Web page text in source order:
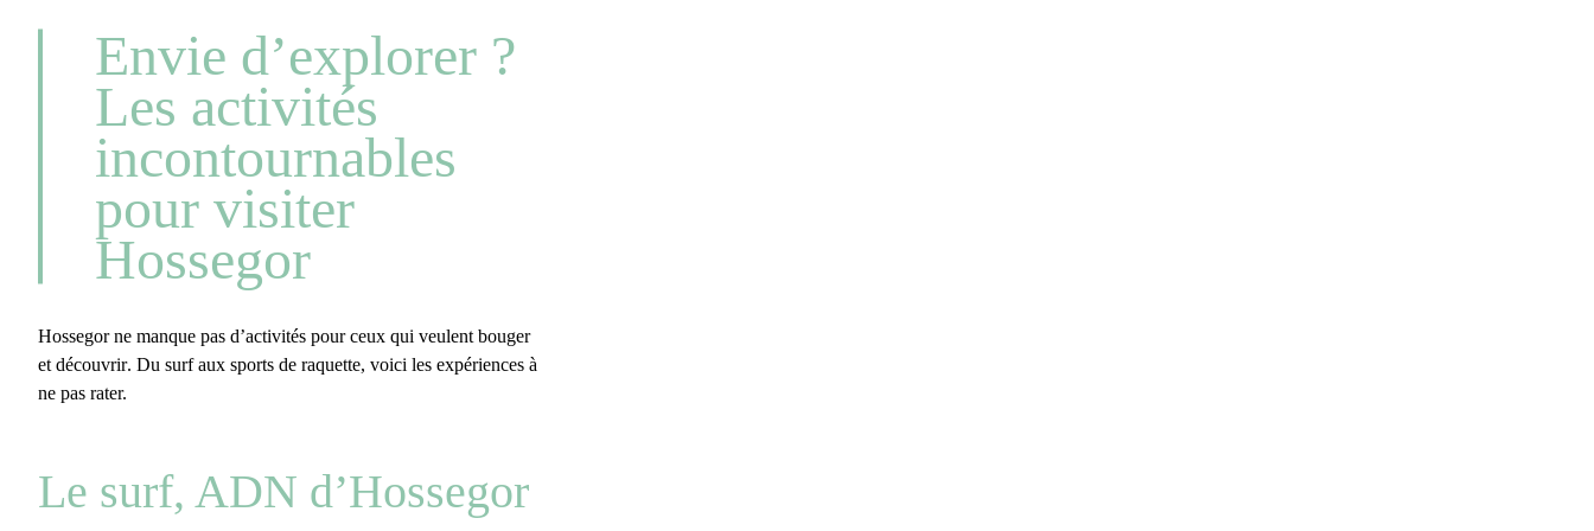
Envie d’explorer ?
Les activités
incontournables
pour visiter
Hossegor
Hossegor ne manque pas d’activités pour ceux qui veulent bouger
et découvrir. Du surf aux sports de raquette, voici les expériences à
ne pas rater.
Le surf, ADN d’Hossegor